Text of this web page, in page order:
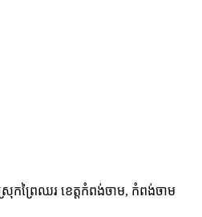
រុកព្រៃឈរ ខេត្តកំពង់ចាម, កំពង់ចាម